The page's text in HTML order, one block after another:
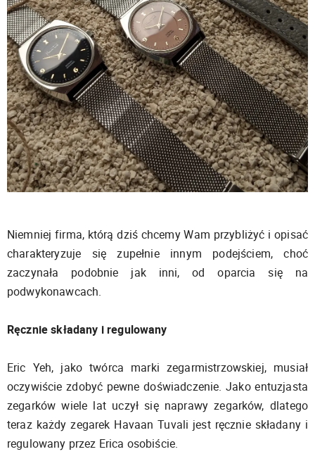
Niemniej firma, którą dziś chcemy Wam przybliżyć i opisać
charakteryzuje się zupełnie innym podejściem, choć
zaczynała podobnie jak inni, od oparcia się na
podwykonawcach.
Ręcznie składany i regulowany
Eric Yeh, jako twórca marki zegarmistrzowskiej, musiał
oczywiście zdobyć pewne doświadczenie. Jako entuzjasta
zegarków wiele lat uczył się naprawy zegarków, dlatego
teraz każdy zegarek Havaan Tuvali jest ręcznie składany i
regulowany przez Erica osobiście.